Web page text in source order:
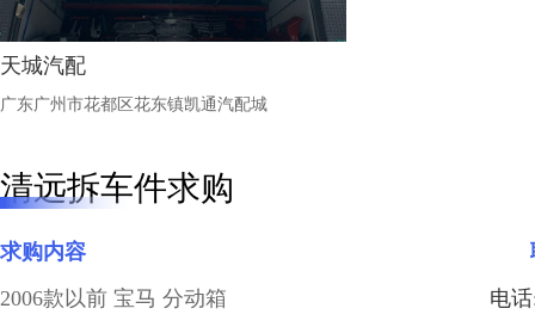
天城汽配
广东广州市花都区花东镇凯通汽配城
清远拆车件求购
求购内容
2006款以前 宝马 分动箱
电